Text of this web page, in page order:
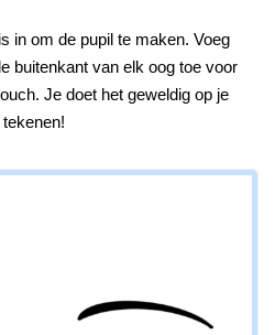
in om de pupil te maken. Voeg
buitenkant van elk oog toe voor
Je doet het geweldig op je